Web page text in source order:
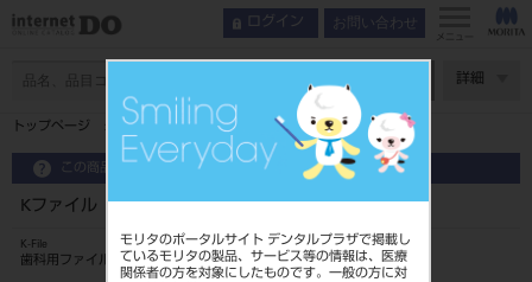
モリタのポータルサイト デンタルプラザで掲載し
ているモリタの製品、サービス等の情報は、医療
関係者の方を対象にしたものです。一般の方に対
ログイン お問い合わせ
メニュー
詳細
トップページ Kファイル 25mm 6入 ＃10
この商品に関するお問い合わせ
Kファイル 25mm 6入 ＃10
K-File
歯科用ファイル